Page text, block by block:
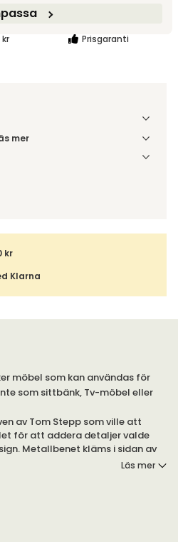
i varukorg
Prisgaranti
mer
tomtgräns. Innan leverans
kr
Klarna
möbel som kan användas för
som sittbänk, Tv-möbel eller
av Tom Stepp som ville att
för att addera detaljer valde
Metallbenet kläms i sidan av
Läs mer